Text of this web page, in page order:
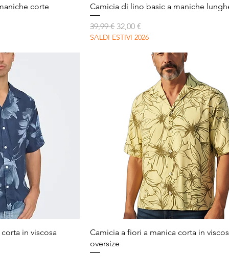
corte
Vista rapida
Camicia di lino basic a maniche
Prezzo regolare
39,99 € Prezzo scontato
32,00 €
SALDI ESTIVI 2026
in viscosa
Vista rapida
Camicia a fiori a manica corta in
oversize